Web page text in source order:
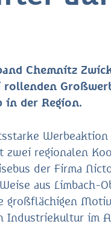
Chemnitz
in der Region.
zwei regionalen
der Firma
aus Limbach-
großflächigen
Industriekultur im